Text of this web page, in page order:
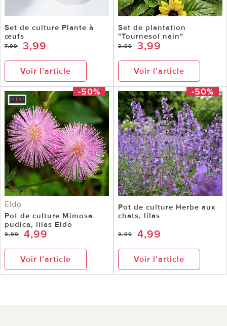
Set de culture Plante à
œufs
7,99 3,99
Voir l’article
Set de plantation
"Tournesol nain"
9,99 3,99
Voir l’article
-50%
Eldo
Pot de culture Mimosa
pudica, lilas Eldo
9,99 4,99
Voir l’article
-50%
Pot de culture Herbe aux
chats, lilas
9,99 4,99
Voir l’article